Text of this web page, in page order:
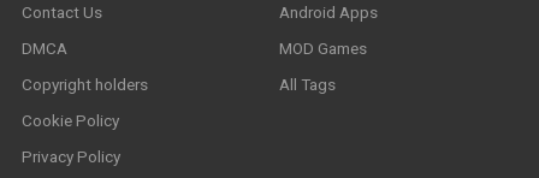
Contact Us
DMCA
Copyright holders
Cookie Policy
Privacy Policy
Android Apps
MOD Games
All Tags